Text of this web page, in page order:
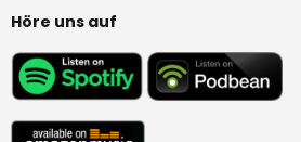
Höre uns auf